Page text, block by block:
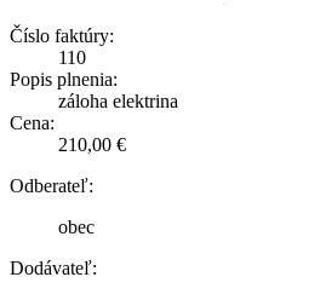
Číslo faktúry:
110
Popis plnenia:
záloha elektrina
Cena:
210,00 €
Odberateľ:
obec
Dodávateľ: